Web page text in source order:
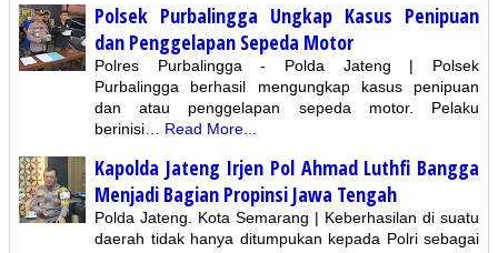
Polsek Purbalingga Ungkap Kasus Penipuan
dan Penggelapan Sepeda Motor
Polres Purbalingga - Polda Jateng | Polsek
Purbalingga berhasil mengungkap kasus penipuan
dan atau penggelapan sepeda motor. Pelaku
berinisi…
Read More...
Kapolda Jateng Irjen Pol Ahmad Luthfi Bangga
Menjadi Bagian Propinsi Jawa Tengah
Polda Jateng. Kota Semarang | Keberhasilan di suatu
daerah tidak hanya ditumpukan kepada Polri sebagai